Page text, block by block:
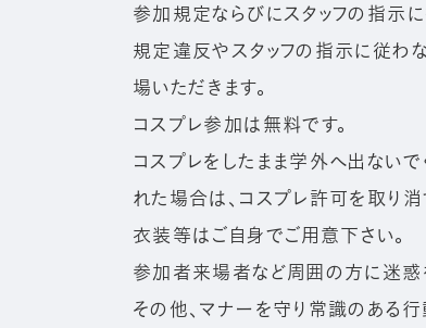
参加規定ならびにスタッフの指示に
規定違反やスタッフの指示に従わ
場いただきます。
コスプレ参加は無料です。
コスプレをしたまま学外へ出ないで
れた場合は、コスプレ許可を取り消
衣装等はご自身でご用意下さい。
参加者来場者など周囲の方に迷惑
その他、マナーを守り常識のある